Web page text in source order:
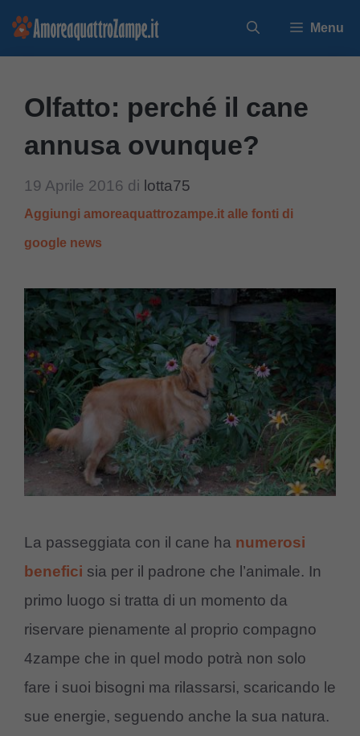
Vai
Menu
Olfatto: perché il cane
annusa ovunque?
19 Aprile 2016 di lotta75
Aggiungi amoreaquattrozampe.it alle fonti di
google news
La passeggiata con il cane ha numerosi
benefici sia per il padrone che l’animale. In
primo luogo si tratta di un momento da
riservare pienamente al proprio compagno
4zampe che in quel modo potrà non solo
fare i suoi bisogni ma rilassarsi, scaricando le
sue energie, seguendo anche la sua natura.